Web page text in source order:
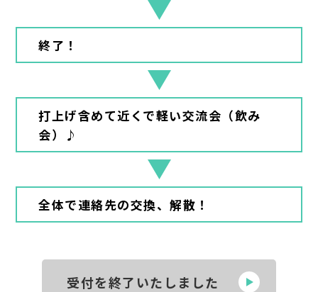
終了！
打上げ含めて近くで軽い交流会（飲み
会）♪
全体で連絡先の交換、解散！
受付を終了いたしました